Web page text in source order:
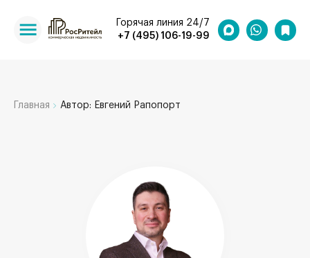
+7 (495) 106-19-99
Горячая линия 24/7
Главная Автор: Евгений Рапопорт